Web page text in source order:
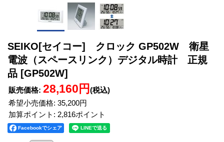
SEIKO[セイコー] クロック GP502W 衛星
電波（スペースリンク）デジタル時計 正規
品 [GP502W]
販売価格: 28,160円 (税込)
希望小売価格: 35,200円
加算ポイント: 2,816ポイント
Facebookでシェア